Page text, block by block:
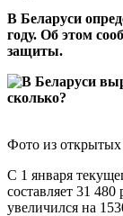
В Беларуси
году. Об этом
защиты.
Фото из открытых
С 1 января
составляет 31
увеличился на